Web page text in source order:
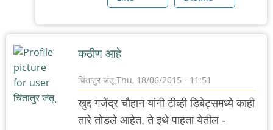
समर्थन
by
थत्ते
कठीण आहे
चिंतातुर जंतूThu, 18/06/2015 - 11:51
खुद्द गजेंद्र चौहान यांनी टीव्ही डिबेट्समध्ये काही
तारे तोडले आहेत, ते इथे पाहता येतील -